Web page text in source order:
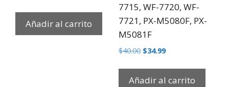
Añadir al carrito
7715, WF-7720, WF-
7721, PX-M5080F, PX-
M5081F
$40.00 $34.99
Añadir al carrito